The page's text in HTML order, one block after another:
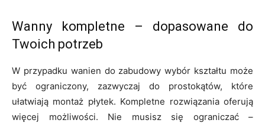
Wanny kompletne – dopasowane do
Twoich potrzeb
W przypadku wanien do zabudowy wybór kształtu może
być ograniczony, zazwyczaj do prostokątów, które
ułatwiają montaż płytek. Kompletne rozwiązania oferują
więcej możliwości. Nie musisz się ograniczać –